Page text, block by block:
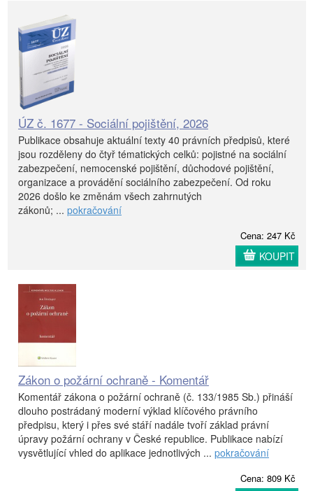
ÚZ č. 1677 - Sociální pojištění, 2026
Publikace obsahuje aktuální texty 40 právních předpisů, které
jsou rozděleny do čtyř tématických celků: pojistné na sociální
zabezpečení, nemocenské pojištění, důchodové pojištění,
organizace a provádění sociálního zabezpečení. Od roku
2026 došlo ke změnám všech zahrnutých
zákonů; ... pokračování
Cena: 247 Kč
KOUPIT
Zákon o požární ochraně - Komentář
Komentář zákona o požární ochraně (č. 133/1985 Sb.) přináší
dlouho postrádaný moderní výklad klíčového právního
předpisu, který i přes své stáří nadále tvoří základ právní
úpravy požární ochrany v České republice. Publikace nabízí
vysvětlující vhled do aplikace jednotlivých ... pokračování
Cena: 809 Kč